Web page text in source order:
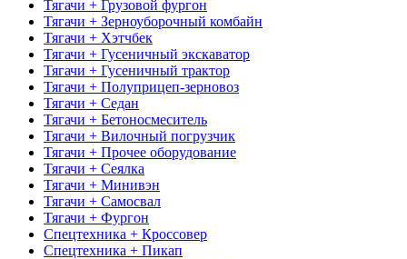
Тягачи + Грузовой фургон
Тягачи + Зерноуборочный комбайн
Тягачи + Хэтчбек
Тягачи + Гусеничный экскаватор
Тягачи + Гусеничный трактор
Тягачи + Полуприцеп-зерновоз
Тягачи + Седан
Тягачи + Бетоносмеситель
Тягачи + Вилочный погрузчик
Тягачи + Прочее оборудование
Тягачи + Сеялка
Тягачи + Минивэн
Тягачи + Самосвал
Тягачи + Фургон
Спецтехника + Кроссовер
Спецтехника + Пикап